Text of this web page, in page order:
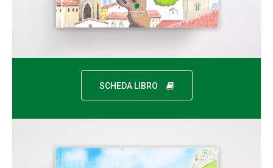
SCHEDA LIBRO